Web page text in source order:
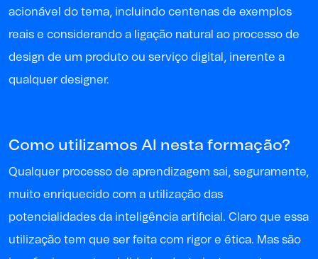
acionável do tema, incluindo centenas de exemplos
reais e considerando a ligação natural ao processo de
design de um produto ou serviço digital, inerente a
qualquer designer.
Como utilizamos AI nesta formação?
Qualquer processo de aprendizagem sai, seguramente,
muito enriquecido com a utilização das
potencialidades da inteligência artificial. Claro que essa
utilização tem que ser feita com rigor e ética. Mas são